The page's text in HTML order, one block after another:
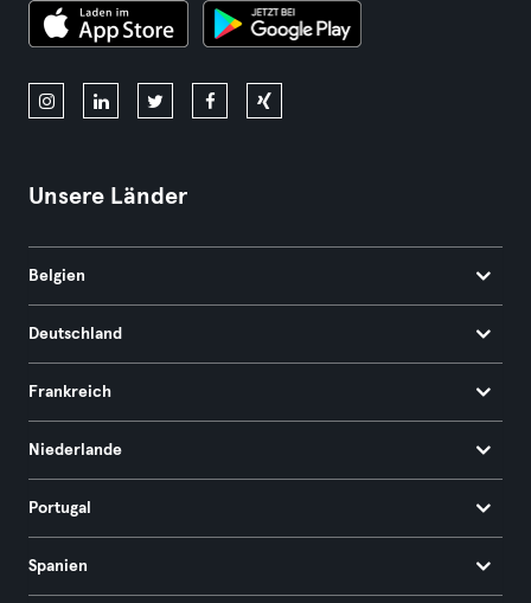
Unsere Länder
Belgien
Deutschland
Frankreich
Niederlande
Portugal
Spanien